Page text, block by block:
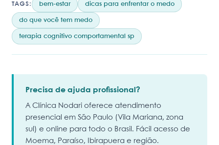
TAGS: bem-estar dicas para enfrentar o medo
do que você tem medo
terapia cognitivo comportamental sp
Precisa de ajuda profissional?
A Clínica Nodari oferece atendimento
presencial em São Paulo (Vila Mariana, zona
sul) e online para todo o Brasil. Fácil acesso de
Moema, Paraíso, Ibirapuera e região.